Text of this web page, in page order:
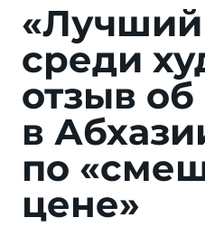
«Лучший
среди
отзыв
в
по
цене»